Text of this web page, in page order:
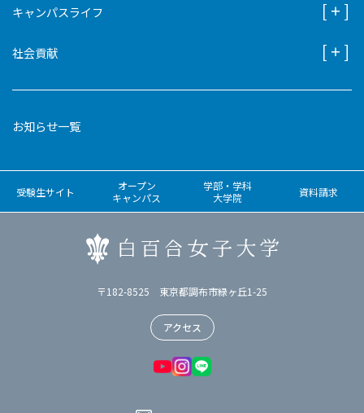
キャンパスライフ
社会貢献
お知らせ一覧
受験生サイト
オープン
キャンパス
学部・学科
大学院
資料請求
〒182-8525 東京都調布市緑ヶ丘1-25
アクセス